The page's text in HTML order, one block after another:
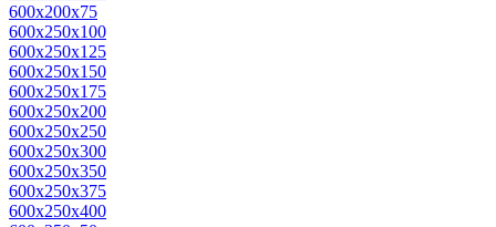
600x200x75
600x250x100
600x250x125
600x250x150
600x250x175
600x250x200
600x250x250
600x250x300
600x250x350
600x250x375
600x250x400